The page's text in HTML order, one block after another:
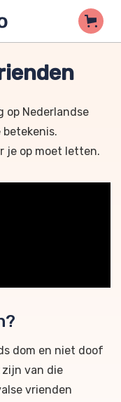
op Nederlandse
betekenis.
je op moet letten.
dom en niet doof
zijn van die
vrienden